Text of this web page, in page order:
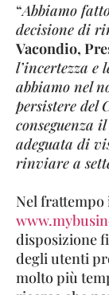
“Abbiamo
decisione di
Vacondio,
l’incertezza e
abbiamo nel
persistere del
conseguenza
adeguata di
rinviare a
Nel frattempo
disposizione
degli utenti
molto più